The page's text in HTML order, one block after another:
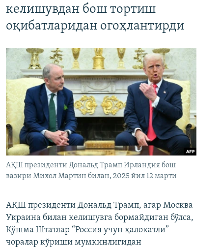
келишувдан бош тортиш
оқибатларидан огоҳлантирди
АҚШ президенти Дональд Трамп Ирландия бош
вазири Михол Мартин билан, 2025 йил 12 марти
АҚШ президенти Дональд Трамп, агар Москва
Украина билан келишувга бормайдиган бўлса,
Қўшма Штатлар “Россия учун ҳалокатли”
чоралар кўриши мумкинлигидан